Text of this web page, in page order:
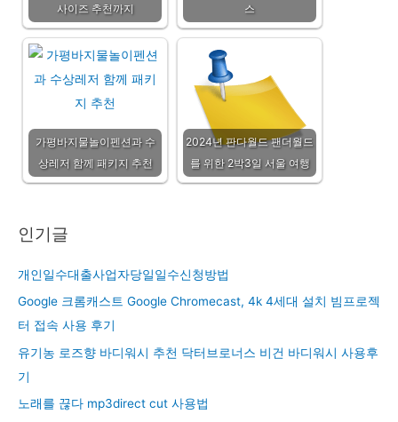
사이즈 추천까지
스
가평바지물놀이펜션과 수
상레저 함께 패키지 추천
2024년 판다월드 팬더월드
를 위한 2박3일 서울 여행
인기글
개인일수대출사업자당일일수신청방법
Google 크롬캐스트 Google Chromecast, 4k 4세대 설치 빔프로젝
터 접속 사용 후기
유기농 로즈향 바디워시 추천 닥터브로너스 비건 바디워시 사용후
기
노래를 끊다 mp3direct cut 사용법